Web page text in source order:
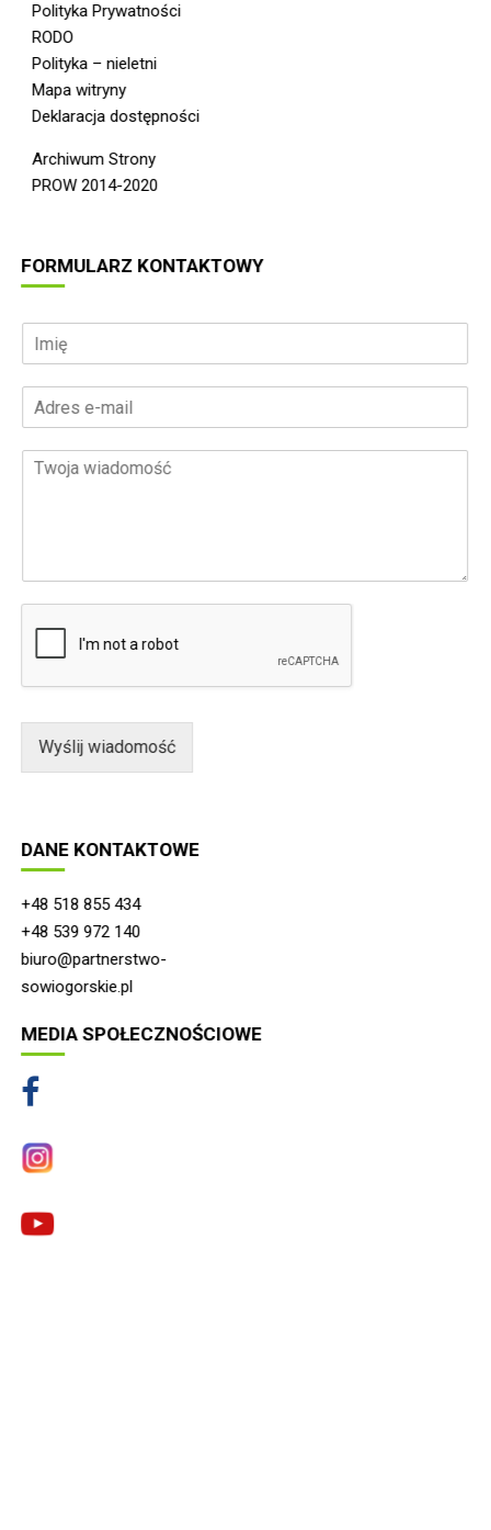
Polityka Prywatności
RODO
Polityka – nieletni
Mapa witryny
Deklaracja dostępności
Archiwum Strony
PROW 2014-2020
FORMULARZ KONTAKTOWY
m
ś
Wyślij wiadomość
DANE KONTAKTOWE
+48 518 855 434
+48 539 972 140
biuro@partnerstwo-
sowiogorskie.pl
MEDIA SPOŁECZNOŚCIOWE